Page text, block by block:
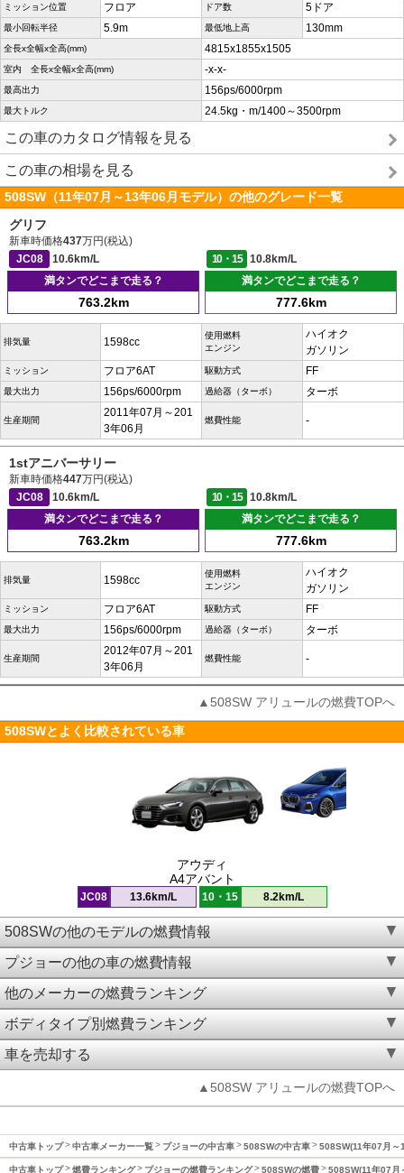
ミッション位置 フロア ドア数 5ドア
最小回転半径 5.9m 最低地上高 130mm
全長x全幅x全高(mm) 4815x1855x1505
室内 全長x全幅x全高(mm) -x-x-
最高出力 156ps/6000rpm
最大トルク 24.5kg・m/1400～3500rpm
この車のカタログ情報を見る
この車の相場を見る
508SW（11年07月～13年06月モデル）の他のグレード一覧
グリフ
新車時価格437万円(税込)
JC08
10.6km/L 10・15
10.8km/L
満タンでどこまで走る？
763.2km
満タンでどこまで走る？
777.6km
排気量 1598cc
使用燃料
エンジン
ハイオク
ガソリン
ミッション フロア6AT 駆動方式 FF
最大出力 156ps/6000rpm 過給器（ターボ） ターボ
生産期間
2011年07月～201
3年06月
燃費性能 -
1stアニバーサリー
新車時価格447万円(税込)
JC08
10.6km/L 10・15
10.8km/L
満タンでどこまで走る？
763.2km
満タンでどこまで走る？
777.6km
排気量 1598cc
使用燃料
エンジン
ハイオク
ガソリン
ミッション フロア6AT 駆動方式 FF
最大出力 156ps/6000rpm 過給器（ターボ） ターボ
生産期間
2012年07月～201
3年06月
燃費性能 -
▲508SW アリュールの燃費TOPへ
508SWとよく比較されている車
アウディ
A4アバント
JC08 13.6km/L 10・15 8.2km/L
508SWの他のモデルの燃費情報
プジョーの他の車の燃費情報
他のメーカーの燃費ランキング
ボディタイプ別燃費ランキング
車を売却する
▲508SW アリュールの燃費TOPへ
中古車トップ 中古車メーカー一覧 プジョーの中古車 508SWの中古車 508SW(11年07月～
中古車トップ 燃費ランキング プジョーの燃費ランキング 508SWの燃費 508SW(11年07月